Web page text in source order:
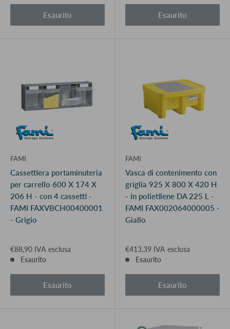
Esaurito Esaurito
FAMI
Cassettiera portaminuteria
per carrello 600 X 174 X
206 H - con 4 cassetti -
FAMI FAXVBCH00400001
- Grigio
€88,90 IVA esclusa
Esaurito
Esaurito
FAMI
Vasca di contenimento con
griglia 925 X 800 X 420 H
- in polietilene DA 225 L -
FAMI FAX002064000005 -
Giallo
€413,39 IVA esclusa
Esaurito
Esaurito